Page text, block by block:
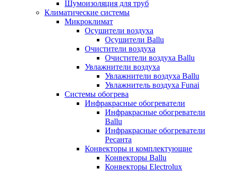
Шумоизоляция для труб
Климатические системы
Микроклимат
Осушители воздуха
Осушители Ballu
Очистители воздуха
Очистители воздуха Ballu
Увлажнители воздуха
Увлажнители воздуха Ballu
Увлажнитель воздуха Funai
Системы обогрева
Инфракрасные обогреватели
Инфракрасные обогреватели
Ballu
Инфракрасные обогреватели
Ресанта
Конвекторы и комплектующие
Конвекторы Ballu
Конвекторы Electrolux